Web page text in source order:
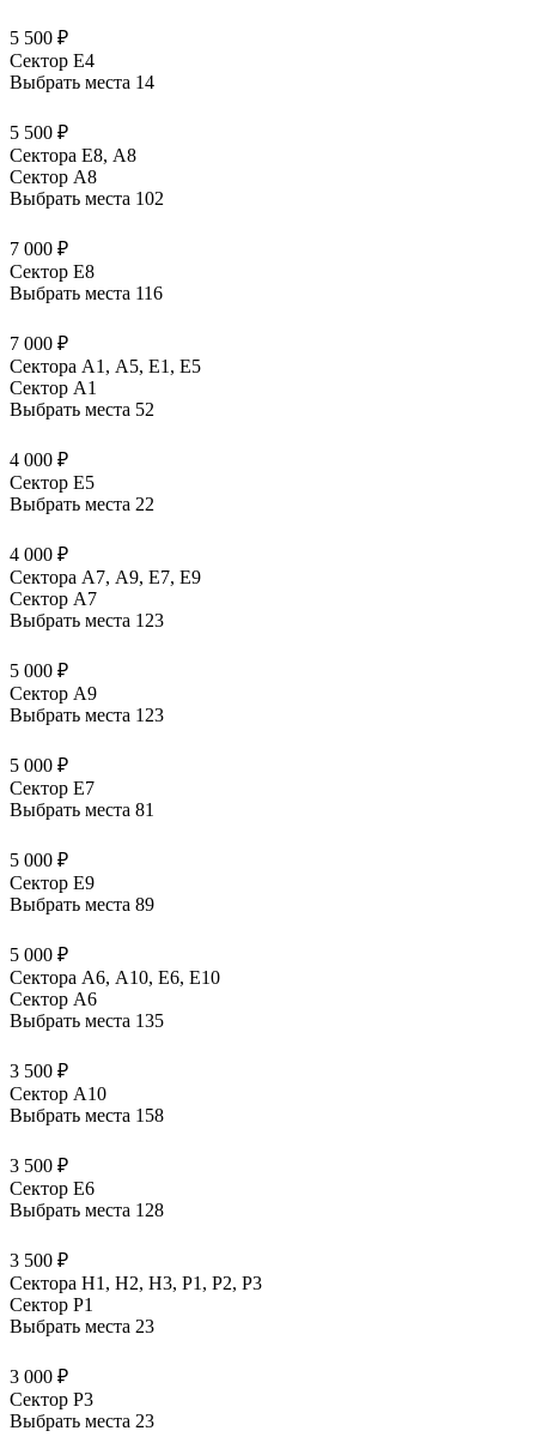
5 500 ₽
Сектор E4
Выбрать места 14
5 500 ₽
Сектора Е8, А8
Сектор A8
Выбрать места 102
7 000 ₽
Сектор E8
Выбрать места 116
7 000 ₽
Сектора А1, А5, Е1, Е5
Сектор A1
Выбрать места 52
4 000 ₽
Сектор E5
Выбрать места 22
4 000 ₽
Сектора А7, А9, Е7, Е9
Сектор A7
Выбрать места 123
5 000 ₽
Сектор A9
Выбрать места 123
5 000 ₽
Сектор E7
Выбрать места 81
5 000 ₽
Сектор E9
Выбрать места 89
5 000 ₽
Сектора А6, А10, Е6, Е10
Сектор A6
Выбрать места 135
3 500 ₽
Сектор A10
Выбрать места 158
3 500 ₽
Сектор E6
Выбрать места 128
3 500 ₽
Сектора Н1, Н2, Н3, Р1, Р2, Р3
Сектор P1
Выбрать места 23
3 000 ₽
Сектор P3
Выбрать места 23